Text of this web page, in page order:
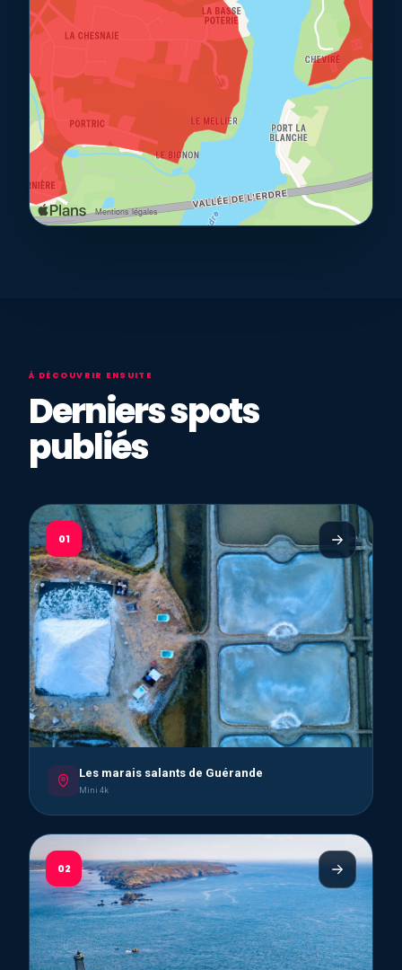
À DÉCOUVRIR ENSUITE
Derniers spots
publiés
01
Les marais salants de Guérande
Mini 4k
02